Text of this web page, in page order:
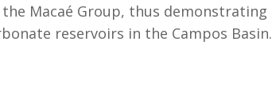
Macaé Group, thus demonstrating
reservoirs in the Campos Basin.